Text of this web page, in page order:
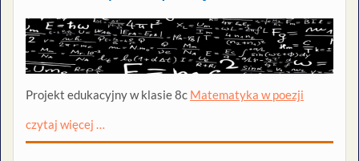
Projekt edukacyjny w klasie 8c Matematyka w poezji
czytaj więcej …